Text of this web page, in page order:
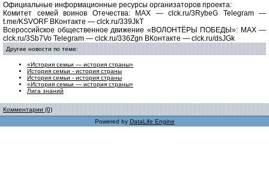
Официальные информационные ресурсы организаторов проекта:
Комитет семей воинов Отечества: MAX — clck.ru/3RybeG Telegram —
t.me/KSVORF ВКонтакте — clck.ru/339JkT
Всероссийское общественное движение «ВОЛОНТЁРЫ ПОБЕДЫ»: MAX —
clck.ru/3Sb7Vo Telegram — clck.ru/336Zgn ВКонтакте — clck.ru/dsJGk
Другие новости по теме:
«История семьи — история страны»
История семьи - история страны
История семьи - история страны
«История семьи — история страны»
Лига знаний
Комментарии (0)
Powered by DataLife Engine